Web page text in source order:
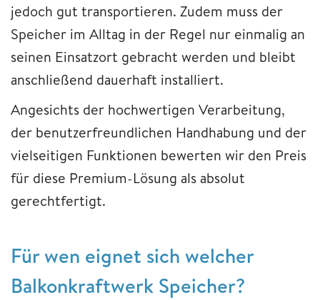
jedoch gut transportieren. Zudem muss der
Speicher im Alltag in der Regel nur einmalig an
seinen Einsatzort gebracht werden und bleibt
anschließend dauerhaft installiert.
Angesichts der hochwertigen Verarbeitung,
der benutzerfreundlichen Handhabung und der
vielseitigen Funktionen bewerten wir den Preis
für diese Premium-Lösung als absolut
gerechtfertigt.
Für wen eignet sich welcher
Balkonkraftwerk Speicher?